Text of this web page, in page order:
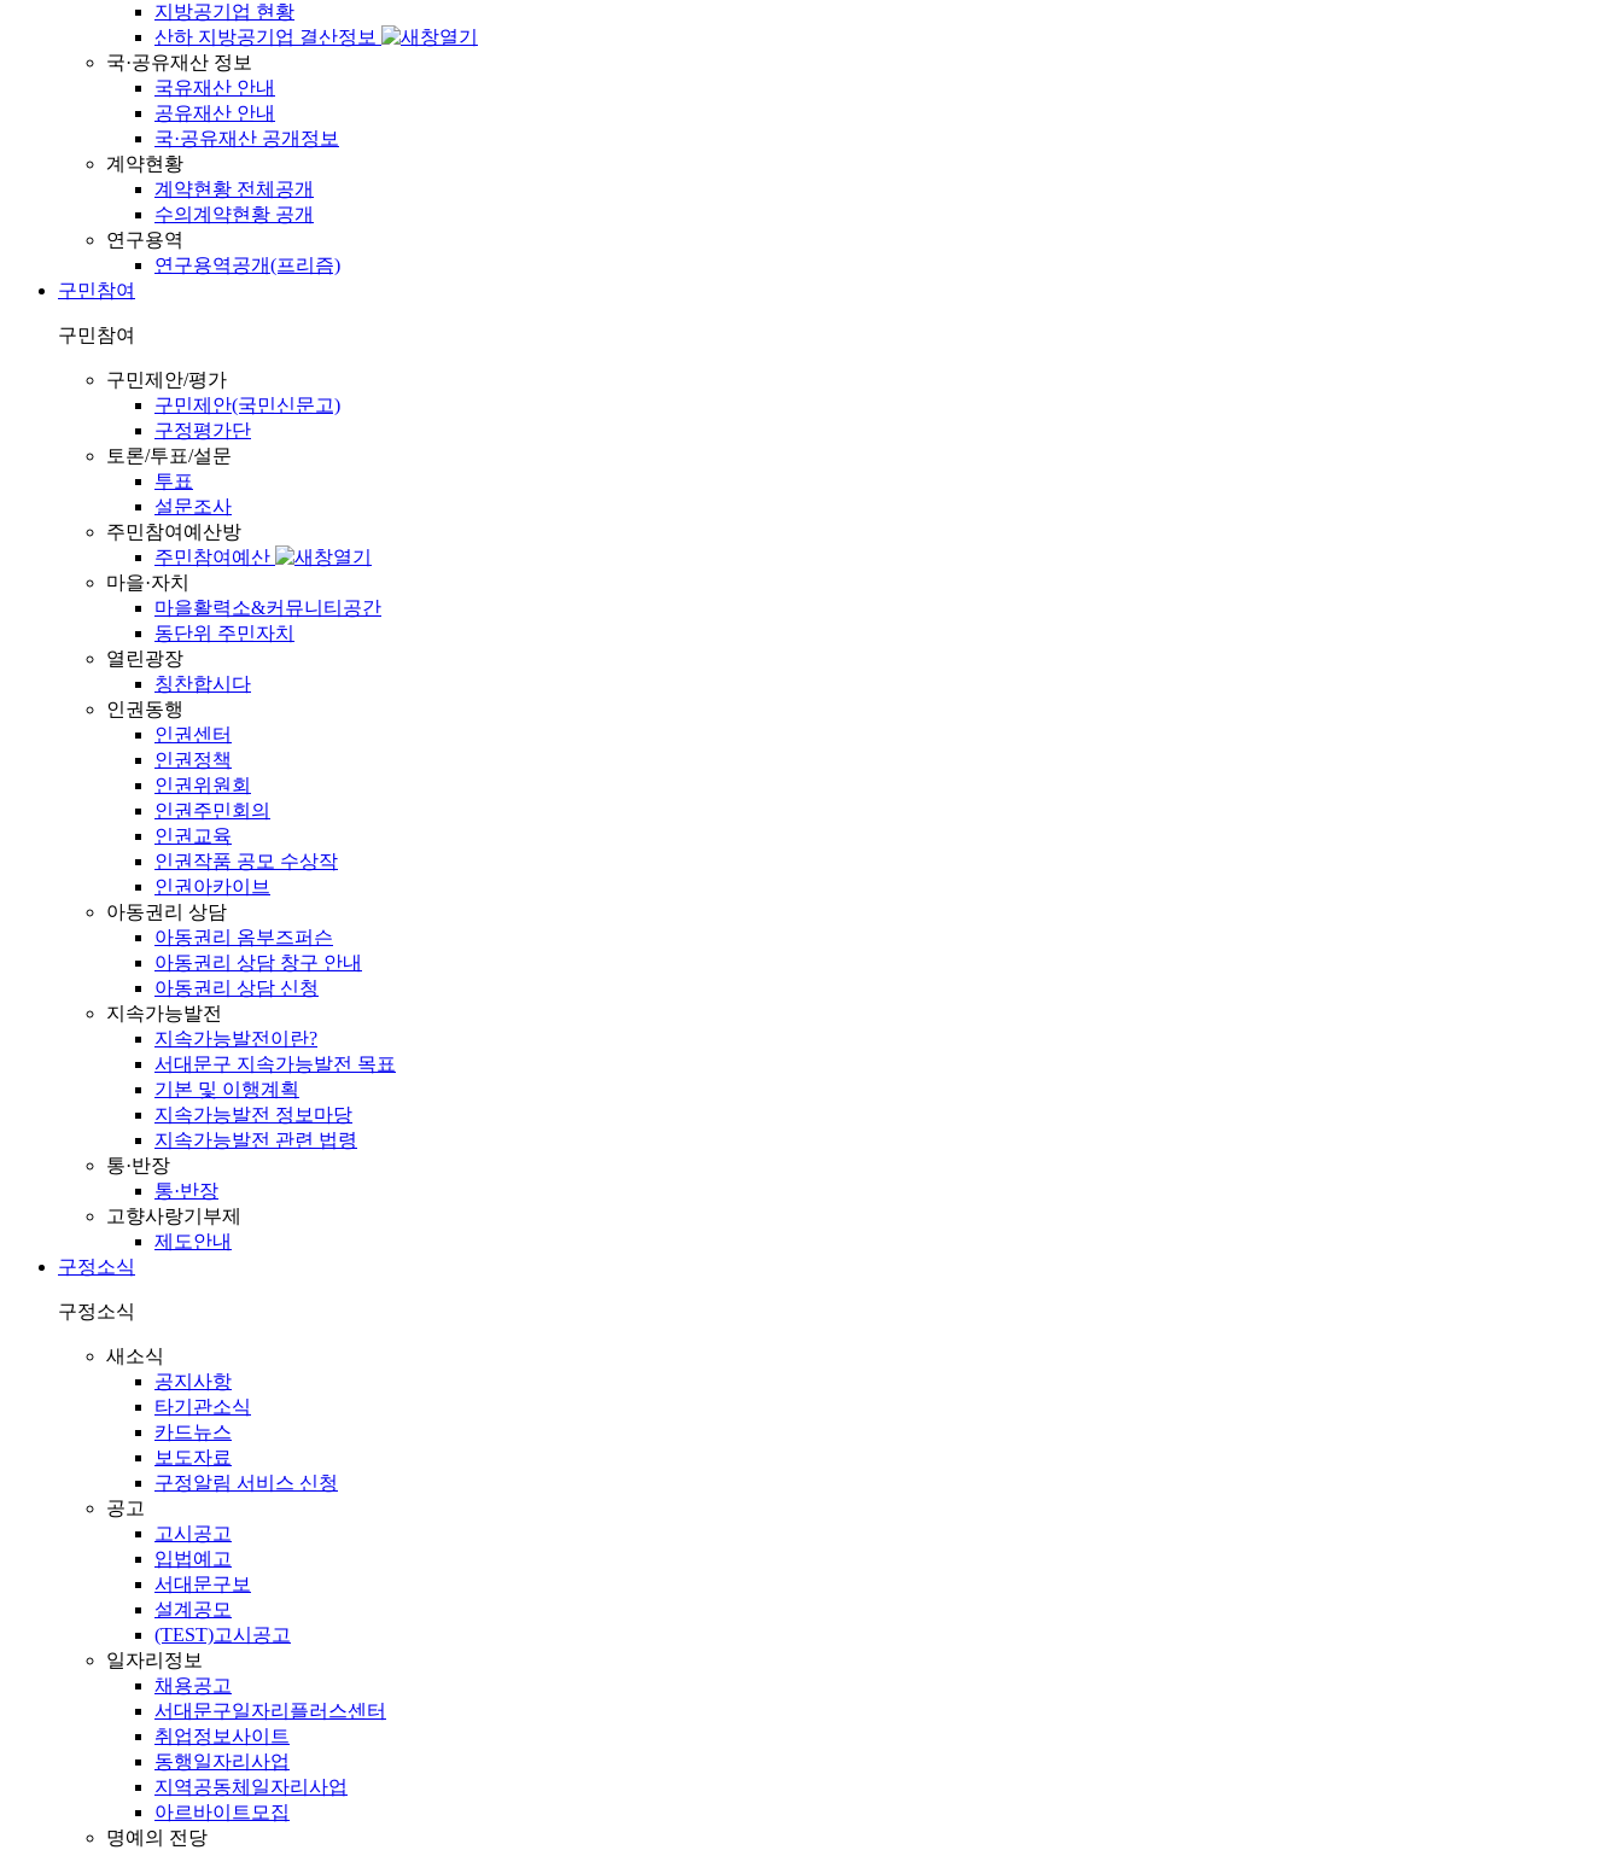
지방공기업 현황
산하 지방공기업 결산정보
국·공유재산 정보
국유재산 안내
공유재산 안내
국·공유재산 공개정보
계약현황
계약현황 전체공개
수의계약현황 공개
연구용역
연구용역공개(프리즘)
구민참여
구민참여
구민제안/평가
구민제안(국민신문고)
구정평가단
토론/투표/설문
투표
설문조사
주민참여예산방
주민참여예산
마을·자치
마을활력소&커뮤니티공간
동단위 주민자치
열린광장
칭찬합시다
인권동행
인권센터
인권정책
인권위원회
인권주민회의
인권교육
인권작품 공모 수상작
인권아카이브
아동권리 상담
아동권리 옴부즈퍼슨
아동권리 상담 창구 안내
아동권리 상담 신청
지속가능발전
지속가능발전이란?
서대문구 지속가능발전 목표
기본 및 이행계획
지속가능발전 정보마당
지속가능발전 관련 법령
통·반장
통·반장
고향사랑기부제
제도안내
구정소식
구정소식
새소식
공지사항
타기관소식
카드뉴스
보도자료
구정알림 서비스 신청
공고
고시공고
입법예고
서대문구보
설계공모
(TEST)고시공고
일자리정보
채용공고
서대문구일자리플러스센터
취업정보사이트
동행일자리사업
지역공동체일자리사업
아르바이트모집
명예의 전당